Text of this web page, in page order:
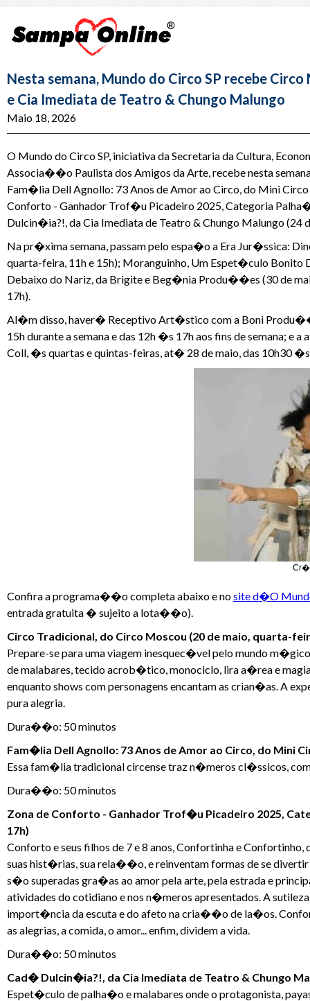
Nesta semana, Mundo do Circo SP recebe
e Cia Imediata de Teatro & Chungo Malungo
Maio 18, 2026
O Mundo do Circo SP, iniciativa da Secretaria da Cultura,
Associa��o Paulista dos Amigos da Arte, recebe nesta
Fam�lia Dell Agnollo: 73 Anos de Amor ao Circo, do Mini
Conforto - Ganhador Trof�u Picadeiro 2025, Categoria
Dulcin�ia?!, da Cia Imediata de Teatro & Chungo Malungo (24
Na pr�xima semana, passam pelo espa�o a Era Jur�ssica:
quarta-feira, 11h e 15h); Moranguinho, Um Espet�culo Bonito
Debaixo do Nariz, da Brigite e Beg�nia Produ��es (30 de
17h).
Al�m disso, haver� Receptivo Art�stico com a Boni
15h durante a semana e das 12h �s 17h aos fins de semana;
Coll, �s quartas e quintas-feiras, at� 28 de maio, das 10h30
Confira a programa��o completa abaixo e nosite d�O
entrada gratuita � sujeito a lota��o).
Circo Tradicional, do Circo Moscou (20 de maio, quarta-
Prepare-se para uma viagem inesquec�vel pelo mundo
de malabares, tecido acrob�tico, monociclo, lira a�rea e
enquanto shows com personagens encantam as crian�as. A
pura alegria.
Dura��o: 50 minutos
Fam�lia Dell Agnollo: 73 Anos de Amor ao Circo, do Mini
Essa fam�lia tradicional circense traz n�meros cl�ssicos,
Dura��o: 50 minutos
Zona de Conforto - Ganhador Trof�u Picadeiro 2025,
17h)
Conforto e seus filhos de 7 e 8 anos, Confortinha e
suas hist�rias, sua rela��o, e reinventam formas de se
s�o superadas gra�as ao amor pela arte, pela estrada e
atividades do cotidiano e nos n�meros apresentados. A
import�ncia da escuta e do afeto na cria��o de la�os.
as alegrias, a comida, o amor... enfim, dividem a vida.
Dura��o: 50 minutos
Cad� Dulcin�ia?!, da Cia Imediata de Teatro & Chungo
Espet�culo de palha�o e malabares onde o protagonista,